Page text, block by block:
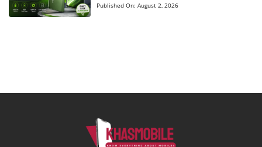
Published On: August 2, 2026